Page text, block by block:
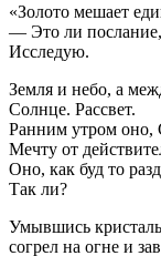
«Золото мешает
— Это ли
Исследую.
Земля и небо, а
Солнце. Рассвет.
Ранним утром оно,
Мечту от
Оно, как буд то
Так ли?
Умывшись
согрел на огне и